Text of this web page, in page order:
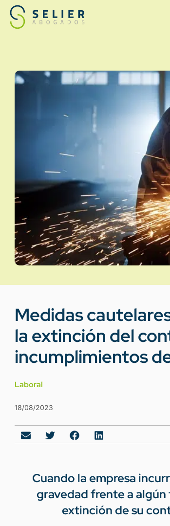
Medidas
la extinción del
incumplimientos
Laboral
18/08/2023
Cuando la empresa
gravedad frente a
extinción de su